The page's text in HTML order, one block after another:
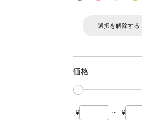
選択を解除する
価格
¥ ~ ¥